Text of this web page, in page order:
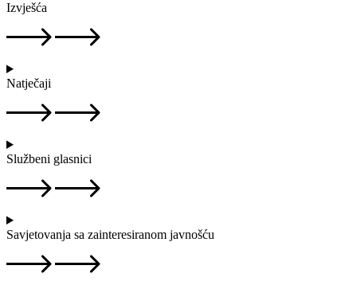
Izvješća
Natječaji
Službeni glasnici
Savjetovanja sa zainteresiranom javnošću